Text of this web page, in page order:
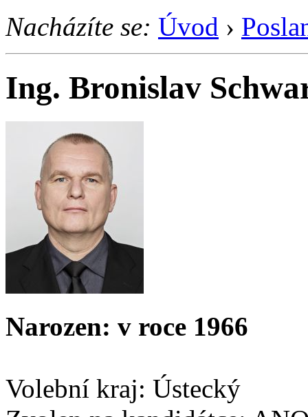
Nacházíte se: Úvod ›
Ing. Bronislav
Narozen: v roce 1966
Volební kraj: Ústecký